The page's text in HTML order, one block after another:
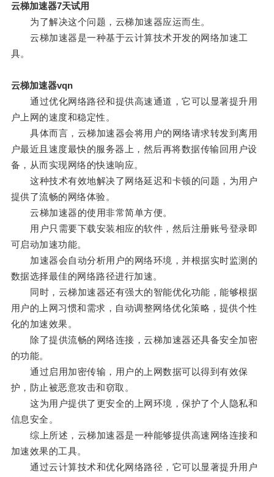
云梯加速器7天试用
为了解决这个问题，云梯加速器应运而生。
云梯加速器是一种基于云计算技术开发的网络加速工
具。
云梯加速器vqn
通过优化网络路径和提供高速通道，它可以显著提升用
户上网的速度和稳定性。
具体而言，云梯加速器会将用户的网络请求转发到离用
户最近且速度最快的服务器上，然后再将数据传输回用户设
备，从而实现网络的快速响应。
这种技术有效地解决了网络延迟和卡顿的问题，为用户
提供了流畅的网络体验。
云梯加速器的使用非常简单方便。
用户只需要下载安装相应的软件，然后注册账号登录即
可启动加速功能。
加速器会自动分析用户的网络环境，并根据实时监测的
数据选择最佳的网络路径进行加速。
同时，云梯加速器还有强大的智能优化功能，能够根据
用户的上网习惯和需求，自动调整网络优化策略，提供个性
化的加速效果。
除了提供流畅的网络连接，云梯加速器还具备安全加密
的功能。
通过启用加密传输，用户的上网数据可以得到有效保
护，防止被恶意攻击和窃取。
这为用户提供了更安全的上网环境，保护了个人隐私和
信息安全。
综上所述，云梯加速器是一种能够提供高速网络连接和
加速效果的工具。
通过云计算技术和优化网络路径，它可以显著提升用户